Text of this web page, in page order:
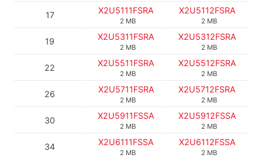
17 X2U5111FSRA
2 MB
X2U5112FSRA
2 MB
19 X2U5311FSRA
2 MB
X2U5312FSRA
2 MB
22 X2U5511FSRA
2 MB
X2U5512FSRA
2 MB
26 X2U5711FSRA
2 MB
X2U5712FSRA
2 MB
30 X2U5911FSSA
2 MB
X2U5912FSSA
2 MB
34 X2U6111FSSA
2 MB
X2U6112FSSA
2 MB